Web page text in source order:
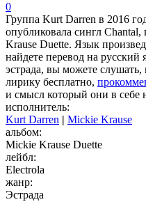
0
Группа Kurt Darren в 2016
опубликовала сингл
Krause Duette. Язык
найдете перевод на русский
эстрада, вы можете слушать,
лирику бесплатно,
и смысл который они в себе
исполнитель:
Kurt Darren
Mickie Krause
альбом:
Mickie Krause Duette
лейбл:
Electrola
жанр:
Эстрада